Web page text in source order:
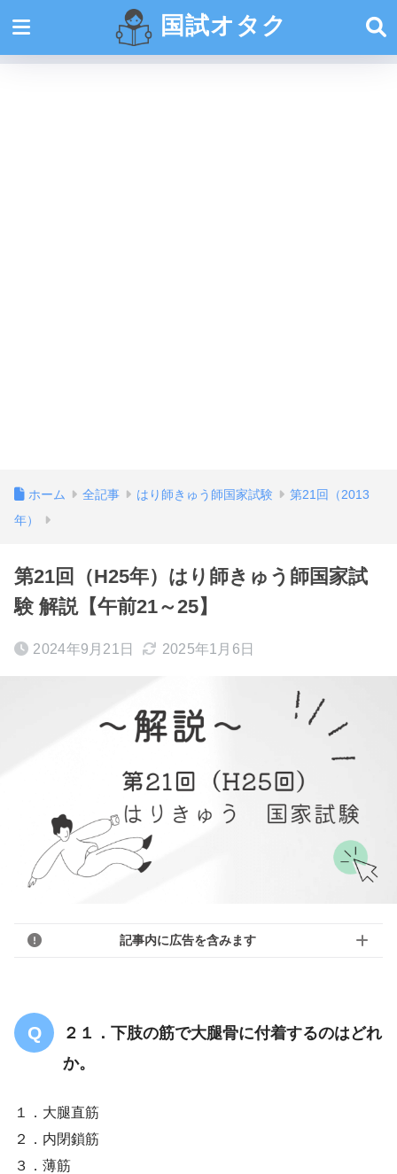
国試オタク
ホーム 全記事 はり師きゅう師国家試験
第21回（2013
年）
第21回（H25年）はり師きゅう師国家試
験 解説【午前21～25】
2024年9月21日 2025年1月6日
記事内に広告を含みます
２１．下肢の筋で大腿骨に付着するのはどれ
か。
１．大腿直筋
２．内閉鎖筋
３．薄筋